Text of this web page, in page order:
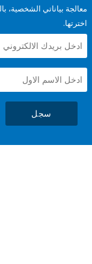
الشخصية، بالقدر